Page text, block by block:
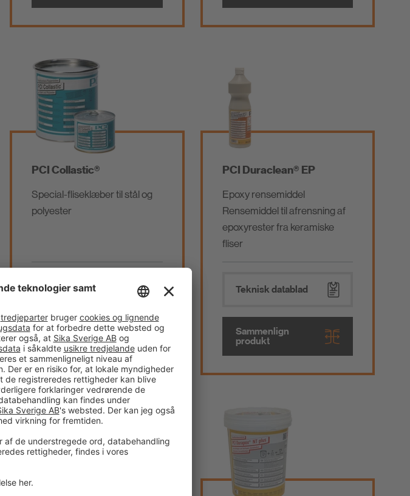
PCI Collastic®
Special-fliseklæber til stål og
polyester
Teknisk datablad
Sammenlign
produkt
PCI Duraclean® EP
Epoxy rensemiddel
Rensemiddel til afrensning af
epoxyrester fra keramiske
fliser
Teknisk datablad
Sammenlign
produkt